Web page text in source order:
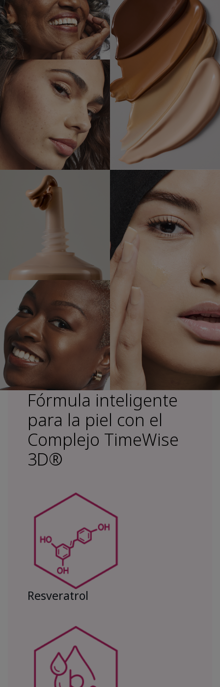
Fórmula inteligente
para la piel con el
Complejo TimeWise
3D®
Resveratrol